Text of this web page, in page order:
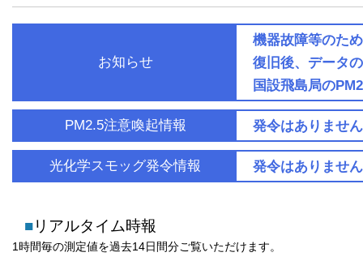
お知らせ
機器故障等のた
復旧後、データ
国設飛島局の
PM2.5注意喚起情報 発令はありません
光化学スモッグ発令情報 発令はありません
■リアルタイム時報
1時間毎の測定値を過去14日間分ご覧いただけます。